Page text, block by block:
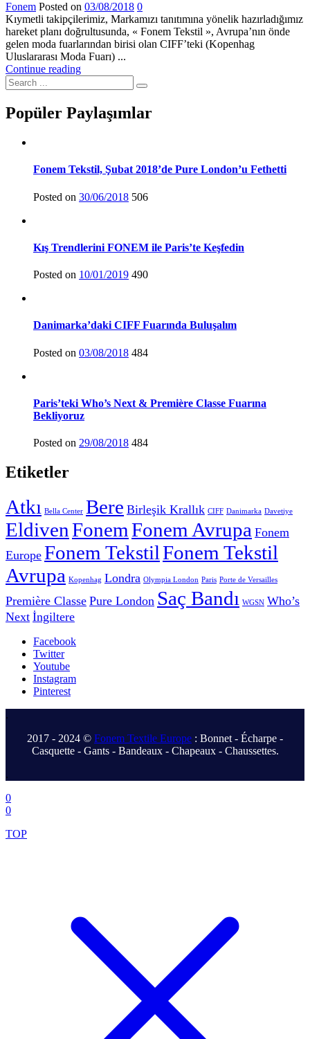
Fonem Posted on 03/08/2018 0
Kıymetli takipçilerimiz, Markamızı tanıtımına yönelik hazırladığımız
hareket planı doğrultusunda, « Fonem Tekstil », Avrupa’nın önde
gelen moda fuarlarından birisi olan CIFF’teki (Kopenhag
Uluslararası Moda Fuarı) ...
Continue reading
Popüler Paylaşımlar
Fonem Tekstil, Şubat 2018’de Pure London’u Fethetti
Posted on 30/06/2018 506
Kış Trendlerini FONEM ile Paris’te Keşfedin
Posted on 10/01/2019 490
Danimarka’daki CIFF Fuarında Buluşalım
Posted on 03/08/2018 484
Paris’teki Who’s Next & Première Classe Fuarına
Bekliyoruz
Posted on 29/08/2018 484
Etiketler
Atkı Bella Center Bere Birleşik Krallık CIFF Danimarka Davetiye
EldivenFonemFonem Avrupa Fonem
Europe Fonem TekstilFonem Tekstil
Avrupa Kopenhag Londra Olympia London Paris Porte de Versailles
Première Classe Pure London Saç Bandı WGSN Who’s
Next İngiltere
Facebook
Twitter
Youtube
Instagram
Pinterest
.
2017 - 2024 © Fonem Textile Europe : Bonnet - Écharpe -
Casquette - Gants - Bandeaux - Chapeaux - Chaussettes.
.
0
0
TOP